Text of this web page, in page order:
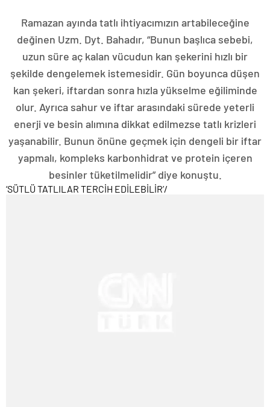
Ramazan ayında tatlı ihtiyacımızın artabileceğine
değinen Uzm. Dyt. Bahadır, “Bunun başlıca sebebi,
uzun süre aç kalan vücudun kan şekerini hızlı bir
şekilde dengelemek istemesidir. Gün boyunca düşen
kan şekeri, iftardan sonra hızla yükselme eğiliminde
olur. Ayrıca sahur ve iftar arasındaki sürede yeterli
enerji ve besin alımına dikkat edilmezse tatlı krizleri
yaşanabilir. Bunun önüne geçmek için dengeli bir iftar
yapmalı, kompleks karbonhidrat ve protein içeren
besinler tüketilmelidir” diye konuştu.
‘SÜTLÜ TATLILAR TERCİH EDİLEBİLİR’/